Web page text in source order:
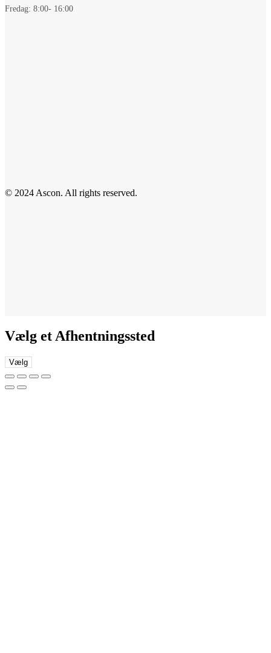
Fredag: 8:00- 16:00
© 2024 Ascon. All rights reserved.
Vælg et Afhentningssted
Vælg